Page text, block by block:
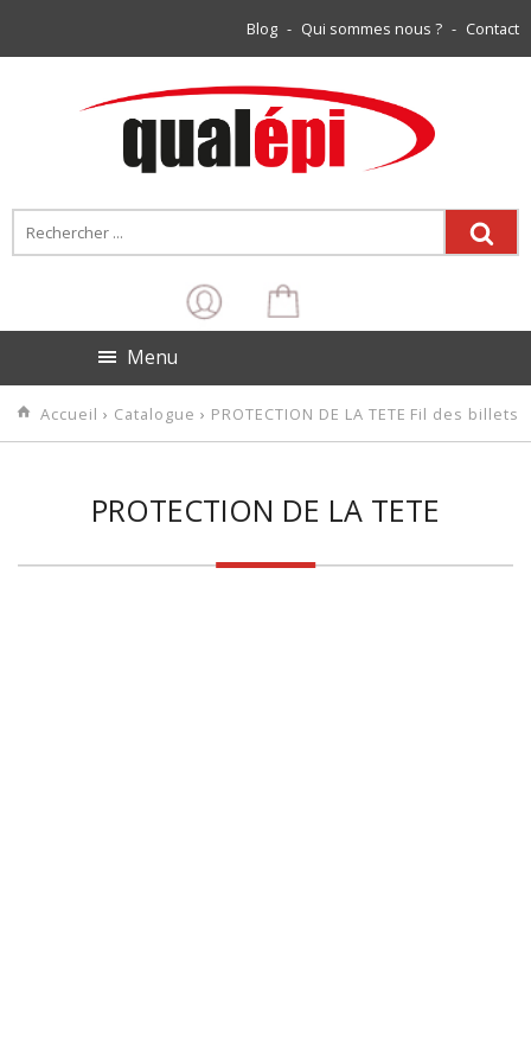
Blog - Qui sommes nous ? - Contact
Menu
Accueil › Catalogue › PROTECTION DE LA TETE Fil des billets
PROTECTION DE LA TETE